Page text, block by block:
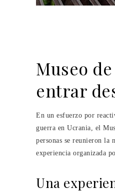
Museo
entrar
En un esfuerzo por
guerra en Ucrania, el
personas se reunieron la
experiencia organizada
Una